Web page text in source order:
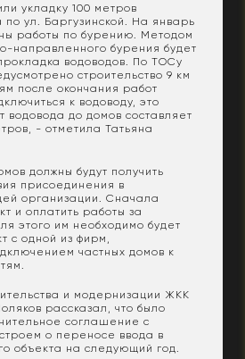
укладку 100 метров
по ул. Баргузинской. На январь
работы по бурению. Методом
направленного бурения будет
водоводов. По ТОСу
строительство 9 км
после окончания работ
к водоводу, это
водовода до домов составляет
- отметила Татьяна
должны будут получить
присоединения в
организации. Сначала
и оплатить работы за
этого им необходимо будет
с одной из фирм,
частных домов к
и модернизации ЖКК
рассказал, что было
соглашение с
о переносе ввода в
объекта на следующий год.